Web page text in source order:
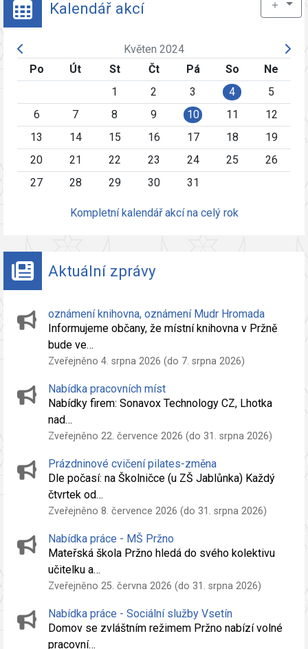
Kalendář akcí ＋
Květen 2024
Po
Út St Čt Pá So
Ne
1
2 3 4
5
6
7 8 9 10 11
12
13
14 15 16 17 18
19
20
21 22 23 24 25
26
27
28 29 30 31
Kompletní kalendář akcí na celý rok
Aktuální zprávy
oznámení knihovna, oznámení Mudr Hromada
Informujeme občany, že místní knihovna v Pržně
bude ve…
Zveřejněno 4. srpna 2026 (do 7. srpna 2026)
Nabídka pracovních míst
Nabídky firem: Sonavox Technology CZ, Lhotka
nad…
Zveřejněno 22. července 2026 (do 31. srpna 2026)
Prázdninové cvičení pilates-změna
Dle počasí: na Školničce (u ZŠ Jablůnka) Každý
čtvrtek od…
Zveřejněno 8. července 2026 (do 31. srpna 2026)
Nabídka práce - MŠ Pržno
Mateřská škola Pržno hledá do svého kolektivu
učitelku a…
Zveřejněno 25. června 2026 (do 31. srpna 2026)
Nabídka práce - Sociální služby Vsetín
Domov se zvláštním režimem Pržno nabízí volné
pracovní…